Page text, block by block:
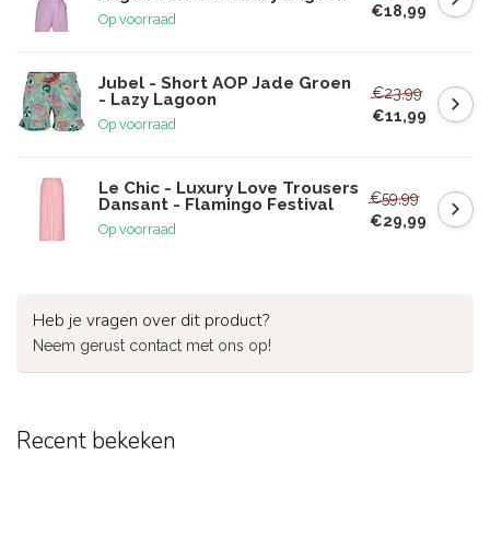
Op voorraad
€18,99
Jubel - Short AOP Jade Groen
- Lazy Lagoon
Op voorraad
€23,99
€11,99
Le Chic - Luxury Love Trousers
Dansant - Flamingo Festival
Op voorraad
€59,99
€29,99
Heb je vragen over dit product?
Neem gerust contact met ons op!
Recent bekeken